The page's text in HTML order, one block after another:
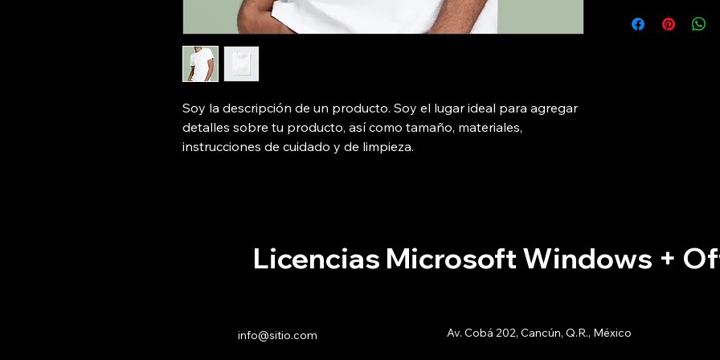
Soy la descripción de un producto. Soy el lugar ideal para agregar
detalles sobre tu producto, así como tamaño, materiales,
instrucciones de cuidado y de limpieza.
sencilla, generas
agregar
Licencias Microsoft Windows +
info@sitio.com Av. Cobá 202, Cancún, Q.R., México